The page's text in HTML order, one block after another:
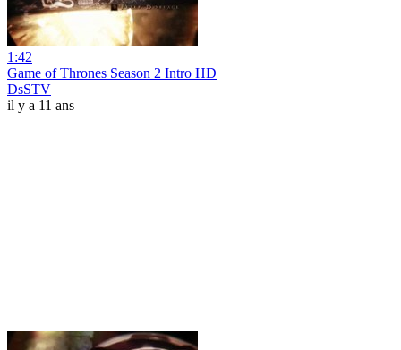
1:42
Game of Thrones Season 2 Intro HD
DsSTV
il y a 11 ans